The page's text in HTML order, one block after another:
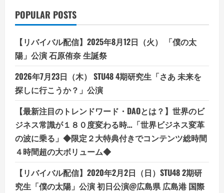
POPULAR POSTS
【リバイバル配信】2025年8月12日（火） 「僕の太
陽」公演 石原侑奈 生誕祭
2026年7月23日（木） STU48 4期研究生「さあ 未来を
探しに行こうか？」公演
【最新注目のトレンドワード・DAOとは？】世界のビ
ジネス常識が１８０度変わる時…「世界ビジネス変革
の波に乗る」◆限定２大特典付きでコンテンツ総時間
４時間超の大ボリューム◆
【リバイバル配信】2020年2月2日（日）STU48 2期研
究生「僕の太陽」公演 初日公演@広島県 広島港 国際